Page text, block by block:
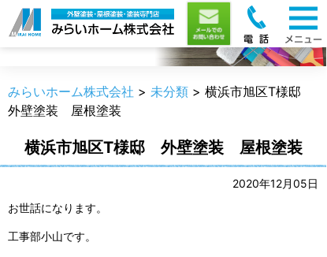
職人のうんちく
みらいホーム株式会社 > 未分類 > 横浜市旭区T様邸
外壁塗装 屋根塗装
横浜市旭区T様邸 外壁塗装 屋根塗装
2020年12月05日
お世話になります。
工事部小山です。